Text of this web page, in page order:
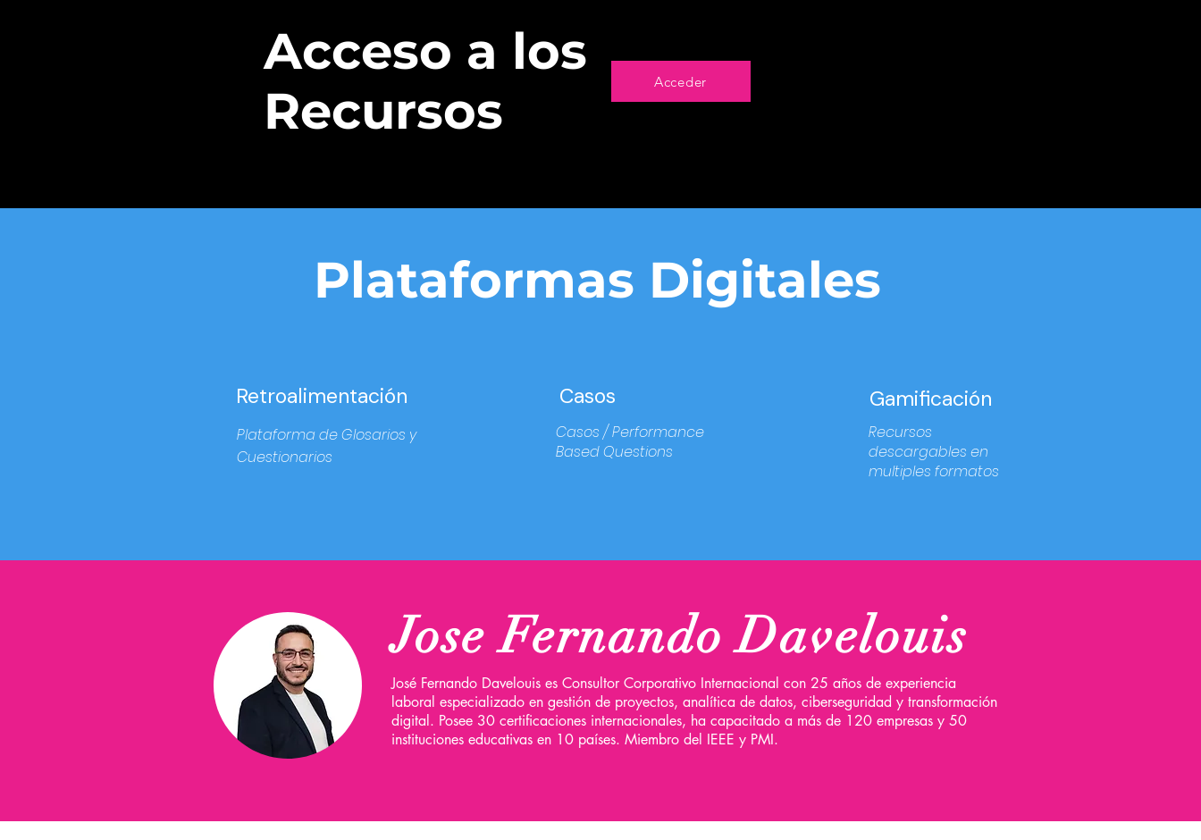
Acceso a los
Recursos
Acceder
Plataformas Digitales
Retroalimentación
Plataforma de Glosarios y
Cuestionarios
Casos
Casos / Performance
Based Questions
Recursos
descargables en
multiples formatos
Gamificación
Jose Fernando Davelouis
José Fernando Davelouis es Consultor Corporativo Internacional con 25 años de experiencia
laboral especializado en gestión de proyectos, analítica de datos, ciberseguridad y transformación
digital. Posee 30 certificaciones internacionales, ha capacitado a más de 120 empresas y 50
instituciones educativas en 10 países. Miembro del IEEE y PMI.